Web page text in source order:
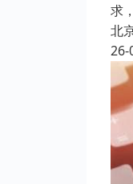
求
北
26-